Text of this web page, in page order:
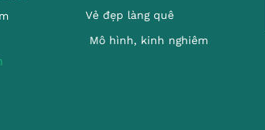
Vẻ đẹp làng quê
Mô hình, kinh nghiêm